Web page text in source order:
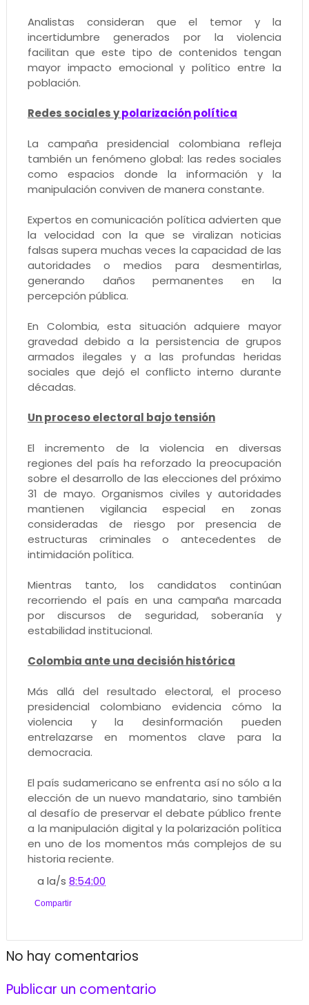
Analistas consideran que el temor y la
incertidumbre generados por la violencia
facilitan que este tipo de contenidos tengan
mayor impacto emocional y político entre la
población.
Redes sociales ypolarización política
La campaña presidencial colombiana refleja
también un fenómeno global: las redes sociales
como espacios donde la información y la
manipulación conviven de manera constante.
Expertos en comunicación política advierten que
la velocidad con la que se viralizan noticias
falsas supera muchas veces la capacidad de las
autoridades o medios para desmentirlas,
generando daños permanentes en la
percepción pública.
En Colombia, esta situación adquiere mayor
gravedad debido a la persistencia de grupos
armados ilegales y a las profundas heridas
sociales que dejó el conflicto interno durante
décadas.
Un proceso electoral bajo tensión
El incremento de la violencia en diversas
regiones del país ha reforzado la preocupación
sobre el desarrollo de las elecciones del próximo
31 de mayo. Organismos civiles y autoridades
mantienen vigilancia especial en zonas
consideradas de riesgo por presencia de
estructuras criminales o antecedentes de
intimidación política.
Mientras tanto, los candidatos continúan
recorriendo el país en una campaña marcada
por discursos de seguridad, soberanía y
estabilidad institucional.
Colombia ante una decisión histórica
Más allá del resultado electoral, el proceso
presidencial colombiano evidencia cómo la
violencia y la desinformación pueden
entrelazarse en momentos clave para la
democracia.
El país sudamericano se enfrenta así no sólo a la
elección de un nuevo mandatario, sino también
al desafío de preservar el debate público frente
a la manipulación digital y la polarización política
en uno de los momentos más complejos de su
historia reciente.
a la/s8:54:00
Compartir
No hay comentarios
Publicar un comentario